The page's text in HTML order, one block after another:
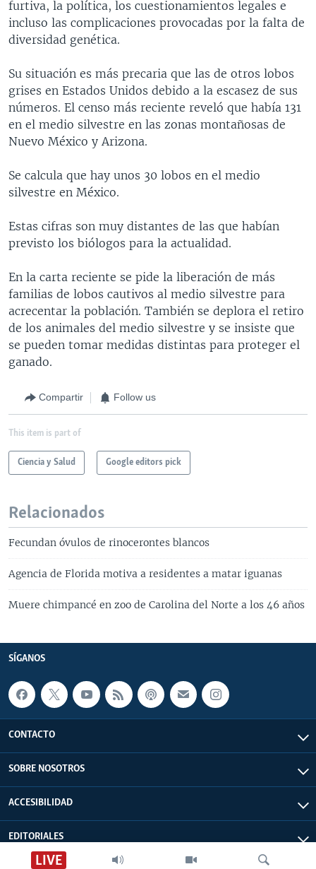
LIVE
furtiva, la política, los cuestionamientos legales e
incluso las complicaciones provocadas por la falta de
diversidad genética.
Su situación es más precaria que las de otros lobos
grises en Estados Unidos debido a la escasez de sus
números. El censo más reciente reveló que había 131
en el medio silvestre en las zonas montañosas de
Nuevo México y Arizona.
Se calcula que hay unos 30 lobos en el medio
silvestre en México.
Estas cifras son muy distantes de las que habían
previsto los biólogos para la actualidad.
En la carta reciente se pide la liberación de más
familias de lobos cautivos al medio silvestre para
acrecentar la población. También se deplora el retiro
de los animales del medio silvestre y se insiste que
se pueden tomar medidas distintas para proteger el
ganado.
Compartir Follow us
This item is part of
Ciencia y Salud Google editors pick
Relacionados
Fecundan óvulos de rinocerontes blancos
Agencia de Florida motiva a residentes a matar iguanas
Muere chimpancé en zoo de Carolina del Norte a los 46 años
SÍGANOS
CONTACTO
SOBRE NOSOTROS
ACCESIBILIDAD
EDITORIALES